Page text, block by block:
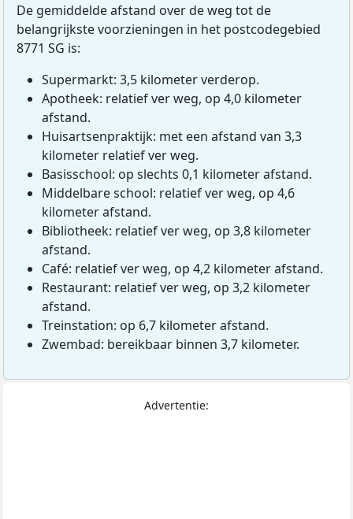
De gemiddelde afstand over de weg tot de
belangrijkste voorzieningen in het postcodegebied
8771 SG is:
Supermarkt: 3,5 kilometer verderop.
Apotheek: relatief ver weg, op 4,0 kilometer
afstand.
Huisartsenpraktijk: met een afstand van 3,3
kilometer relatief ver weg.
Basisschool: op slechts 0,1 kilometer afstand.
Middelbare school: relatief ver weg, op 4,6
kilometer afstand.
Bibliotheek: relatief ver weg, op 3,8 kilometer
afstand.
Café: relatief ver weg, op 4,2 kilometer afstand.
Restaurant: relatief ver weg, op 3,2 kilometer
afstand.
Treinstation: op 6,7 kilometer afstand.
Zwembad: bereikbaar binnen 3,7 kilometer.
Advertentie: